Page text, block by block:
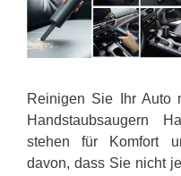
Reinigen Sie Ihr Auto
Handstaubsaugern
stehen für Komfort
davon, dass Sie nicht